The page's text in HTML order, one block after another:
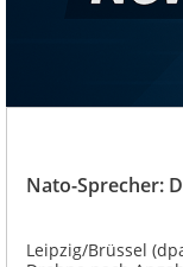
Nato-Sprecher:
Leipzig/Brüssel